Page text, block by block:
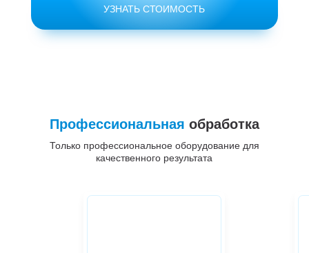
УЗНАТЬ СТОИМОСТЬ
Профессиональная обработка
Только профессиональное оборудование для
качественного результата